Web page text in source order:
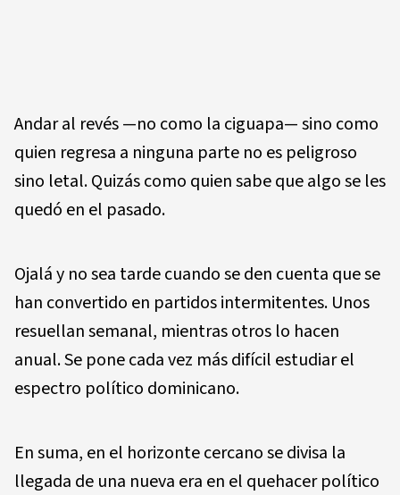
Andar al revés —no como la ciguapa— sino como
quien regresa a ninguna parte no es peligroso
sino letal. Quizás como quien sabe que algo se les
quedó en el pasado.
Ojalá y no sea tarde cuando se den cuenta que se
han convertido en partidos intermitentes. Unos
resuellan semanal, mientras otros lo hacen
anual. Se pone cada vez más difícil estudiar el
espectro político dominicano.
En suma, en el horizonte cercano se divisa la
llegada de una nueva era en el quehacer político